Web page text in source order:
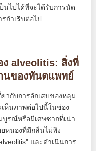
นไปได้ที่จะได้รับการนัด
กำเริบต่อไป
alveolitis: สิ่งที่
นของทันตแพทย์
วกับการอักเสบของหลุม
ห็นภาพต่อไปนี้ในช่อง
รณ์หรือมีเศษซากที่เน่า
ยหนองที่มีกลิ่นไม่พึง
และดำเนินการ